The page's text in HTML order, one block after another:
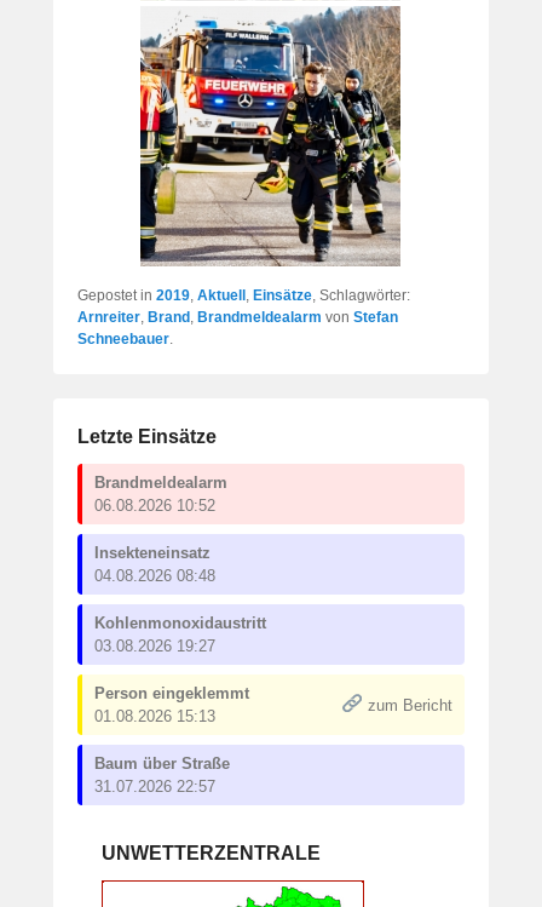
Gepostet in 2019, Aktuell , Einsätze, Schlagwörter:
Arnreiter, Brand , Brandmeldealarm von Stefan
Schneebauer.
Letzte Einsätze
Brandmeldealarm
06.08.2026 10:52
Insekteneinsatz
04.08.2026 08:48
Kohlenmonoxidaustritt
03.08.2026 19:27
Person eingeklemmt
01.08.2026 15:13
zum Bericht
Baum über Straße
31.07.2026 22:57
UNWETTERZENTRALE